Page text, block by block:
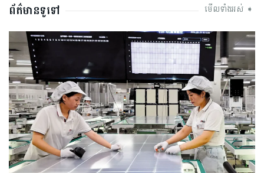
ព័ត៌មានទូទៅ មើលទាំងអស់ ➧